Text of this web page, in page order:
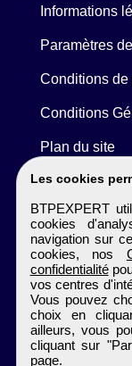
Les cookies
BTPEXPERT
cookies
navigation sur
cookies, nos
confidentialité
vos centres
Vous pouvez
choix en
ailleurs, vous
cliquant sur
page.
Informations
Paramètres
Conditions de
Conditions
Plan du site